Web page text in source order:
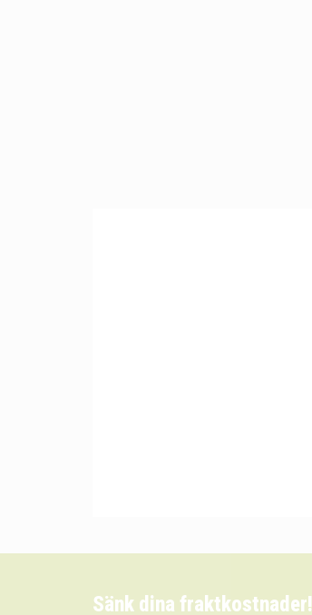
Sänk dina fraktkostnader!